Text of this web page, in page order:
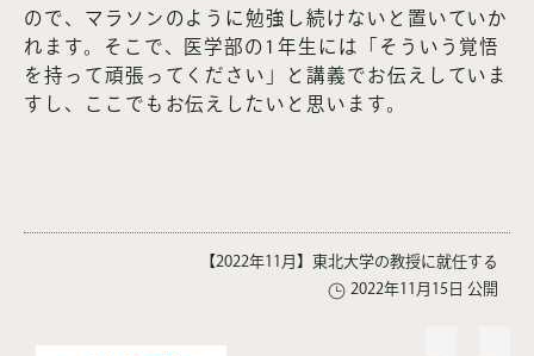
ので、マラソンのように勉強し続けないと置いていか
れます。そこで、医学部の1年生には「そういう覚悟
を持って頑張ってください」と講義でお伝えしていま
すし、ここでもお伝えしたいと思います。
【2022年11月】東北大学の教授に就任する
2022年11月15日 公開